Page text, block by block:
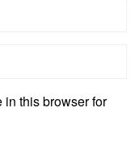
this browser for